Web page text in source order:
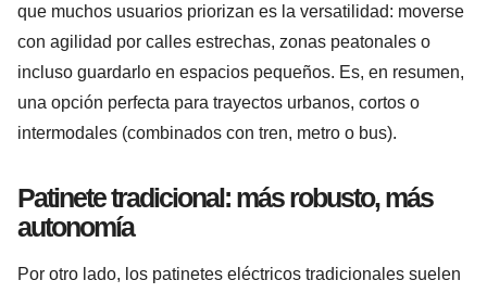
que muchos usuarios priorizan es la versatilidad: moverse
con agilidad por calles estrechas, zonas peatonales o
incluso guardarlo en espacios pequeños. Es, en resumen,
una opción perfecta para trayectos urbanos, cortos o
intermodales (combinados con tren, metro o bus).
Patinete tradicional: más robusto, más
autonomía
Por otro lado, los patinetes eléctricos tradicionales suelen